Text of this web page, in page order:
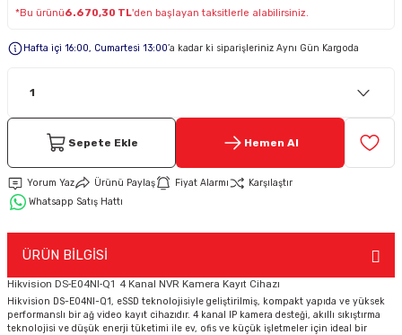
Keypad-Tuş Takımı Ürünler
*Bu ürünü6.670,30 TL'den başlayan taksitlerle alabilirsiniz.
Hafta içi 16:00, Cumartesi 13:00’a kadar ki siparişleriniz Aynı Gün Kargoda
Sepete Ekle Hemen Al
Yorum Yaz Ürünü Paylaş Fiyat Alarmı
Karşılaştır
Whatsapp Satış Hattı
ÜRÜN BİLGİSİ
Hikvision DS-E04NI-Q1 4 Kanal NVR Kamera Kayıt Cihazı
Hikvision DS-E04NI-Q1, eSSD teknolojisiyle geliştirilmiş, kompakt yapıda ve yüksek
performanslı bir ağ video kayıt cihazıdır. 4 kanal IP kamera desteği, akıllı sıkıştırma
teknolojisi ve düşük enerji tüketimi ile ev, ofis ve küçük işletmeler için ideal bir